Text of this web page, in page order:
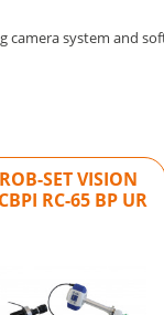
camera system and
ROB-SET VISION
RC-65 BP UR